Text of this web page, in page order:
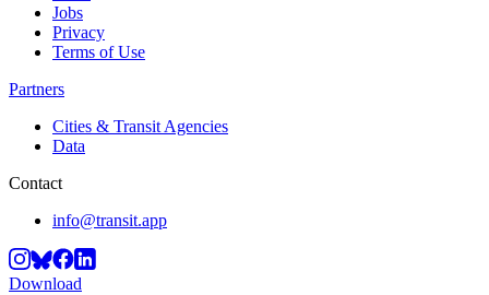
Jobs
Privacy
Terms of Use
Partners
Cities & Transit Agencies
Data
Contact
info@transit.app
Download